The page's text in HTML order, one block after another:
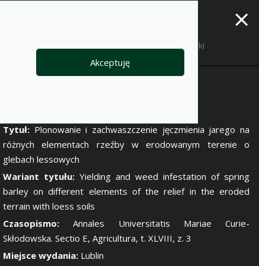
Akceptuję
×
Notatki
Tytuł: Plonowanie i zachwaszczenie jęczmienia jarego na
różnych elementach rzeźby w erodowanym terenie o
glebach lessowych
Wariant tytułu:Yielding and weed infestation of spring
barley on different elements of the relief in the eroded
terrain with loess soils
Czasopismo:Annales Universitatis Mariae Curie-
Skłodowska. Sectio E, Agricultura, t. XLVIII, z. 3
Miejsce wydania: Lublin